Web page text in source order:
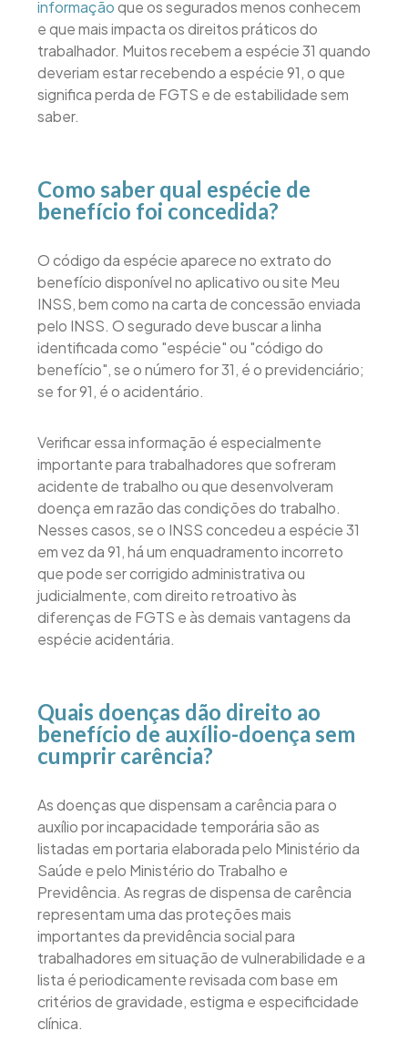
informaçãoque os segurados menos conhecem
e que mais impacta os direitos práticos do
trabalhador. Muitos recebem a espécie 31 quando
deveriam estar recebendo a espécie 91, o que
significa perda de FGTS e de estabilidade sem
saber.
Como saber qual espécie de
benefício foi concedida?
O código da espécie aparece no extrato do
benefício disponível no aplicativo ou site Meu
INSS, bem como na carta de concessão enviada
pelo INSS. O segurado deve buscar a linha
identificada como "espécie" ou "código do
benefício", se o número for 31, é o previdenciário;
se for 91, é o acidentário.
Verificar essa informação é especialmente
importante para trabalhadores que sofreram
acidente de trabalho ou que desenvolveram
doença em razão das condições do trabalho.
Nesses casos, se o INSS concedeu a espécie 31
em vez da 91, há um enquadramento incorreto
que pode ser corrigido administrativa ou
judicialmente, com direito retroativo às
diferenças de FGTS e às demais vantagens da
espécie acidentária.
Quais doenças dão direito ao
benefício de auxílio-doença sem
cumprir carência?
As doenças que dispensam a carência para o
auxílio por incapacidade temporária são as
listadas em portaria elaborada pelo Ministério da
Saúde e pelo Ministério do Trabalho e
Previdência. As regras de dispensa de carência
representam uma das proteções mais
importantes da previdência social para
trabalhadores em situação de vulnerabilidade e a
lista é periodicamente revisada com base em
critérios de gravidade, estigma e especificidade
clínica.